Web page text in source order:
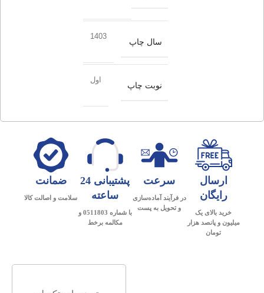
سال چاپ
1403
نوبت چاپ
اول
ارسال
رایگان
خرید بالای یک
میلیون و پانصد هزار
تومان
سرعت
در فرآیند آماده‌سازی
و تحویل به پست
پشتیبانی 24
ساعته
با شماره 0511803 و
مکالمه برخط
ضمانت
سلامت و اصالت کالا